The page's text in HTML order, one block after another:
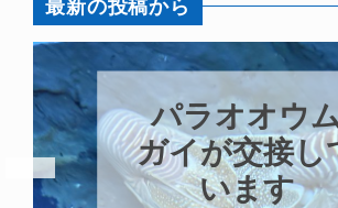
最新の投稿から
パラオオウ
ガイが交接し
います